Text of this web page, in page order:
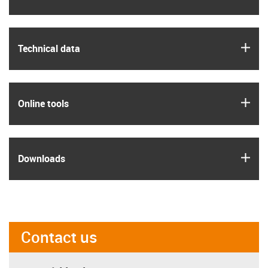
Technical data
Online tools
Downloads
Contact us